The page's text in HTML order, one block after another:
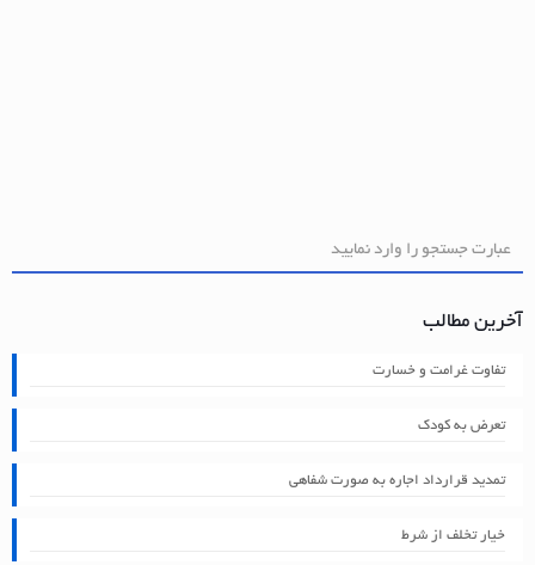
آخرین مطالب
تفاوت غرامت و خسارت
تعرض به کودک
تمدید قرارداد اجاره به صورت شفاهی
خیار تخلف از شرط